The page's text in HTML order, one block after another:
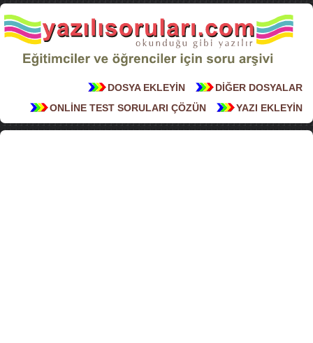
DİĞER DOSYALAR
DOSYA EKLEYİN
YAZI EKLEYİN
ONLİNE TEST SORULARI ÇÖZÜN